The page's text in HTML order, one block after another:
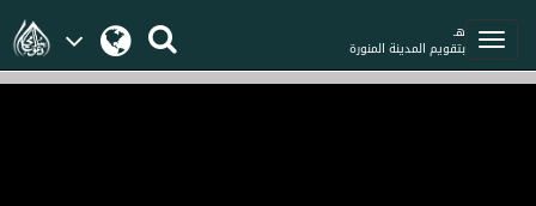
هـ
بتقويم المدينة المنورة